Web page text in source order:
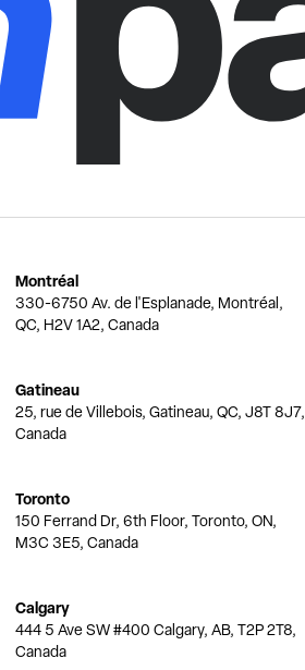
Montréal
330-6750 Av. de l'Esplanade, Montréal,
QC, H2V 1A2, Canada
Gatineau
25, rue de Villebois, Gatineau, QC, J8T 8J7,
Canada
Toronto
150 Ferrand Dr, 6th Floor, Toronto, ON,
M3C 3E5, Canada
Calgary
444 5 Ave SW #400 Calgary, AB, T2P 2T8,
Canada